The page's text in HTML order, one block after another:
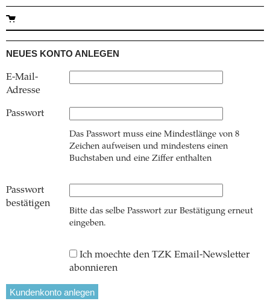
NEUES KONTO ANLEGEN
E-Mail-
Adresse
Passwort
Das Passwort muss eine Mindestlänge von 8
Zeichen aufweisen und mindestens einen
Buchstaben und eine Ziffer enthalten
Passwort
bestätigen
Bitte das selbe Passwort zur Bestätigung erneut
eingeben.
Ich moechte den TZK Email-Newsletter
abonnieren